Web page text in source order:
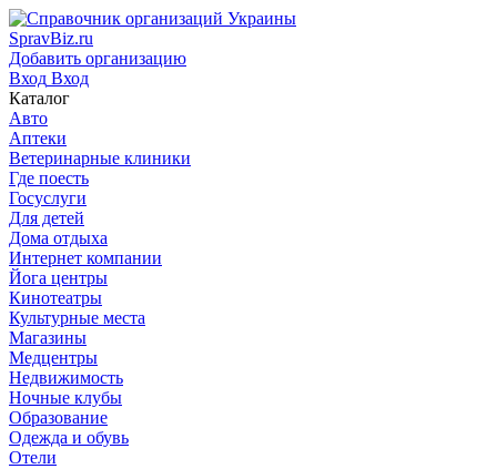
SpravBiz.ru
Добавить организацию
Вход Вход
Каталог
Авто
Аптеки
Ветеринарные клиники
Где поесть
Госуслуги
Для детей
Дома отдыха
Интернет компании
Йога центры
Кинотеатры
Культурные места
Магазины
Медцентры
Недвижимость
Ночные клубы
Образование
Одежда и обувь
Отели